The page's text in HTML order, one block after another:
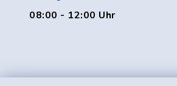
08:00 - 12:00 Uhr